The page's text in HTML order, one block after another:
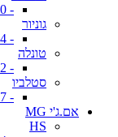
- 2010+
גוניור
- 2024+
טונלה
- 2022+
סטלביו
- 2017+
אם.ג'י MG
HS